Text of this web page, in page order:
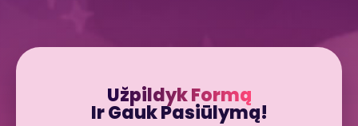
Užpildyk Formą
Ir Gauk Pasiūlymą!